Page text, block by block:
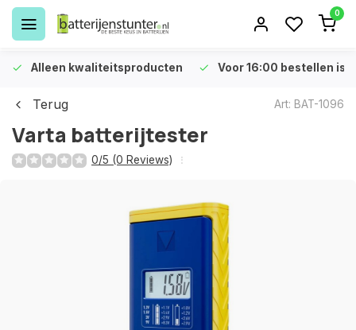
0
Alleen kwaliteitsproducten Voor 16:00 bestellen is
Terug Art: BAT-1096
Varta batterijtester
0/5 (0 Reviews)